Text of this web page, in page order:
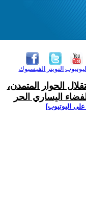
الفيسبوك التويتر
الحوار المتمدن،
اليساري الحر
اليوتيوب]